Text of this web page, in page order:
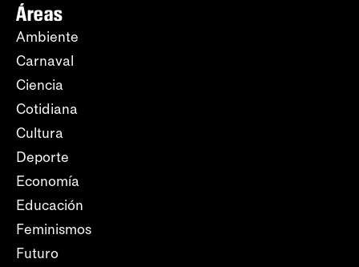
Áreas
Ambiente
Carnaval
Ciencia
Cotidiana
Cultura
Deporte
Economía
Educación
Feminismos
Futuro